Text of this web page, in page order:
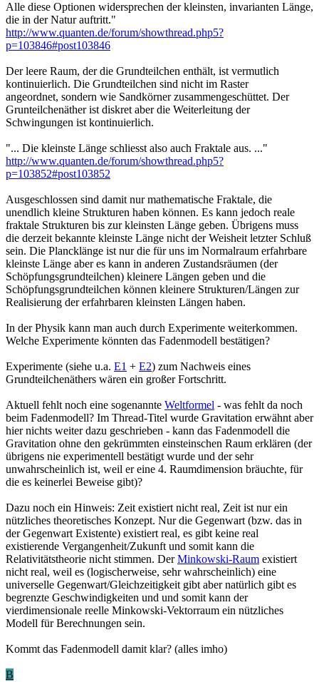
Alle diese Optionen widersprechen der kleinsten, invarianten Länge,
die in der Natur auftritt."
http://www.quanten.de/forum/showthread.php5?
p=103846#post103846
Der leere Raum, der die Grundteilchen enthält, ist vermutlich
kontinuierlich. Die Grundteilchen sind nicht im Raster
angeordnet, sondern wie Sandkörner zusammengeschüttet. Der
Grunteilchenäther ist diskret aber die Weiterleitung der
Schwingungen ist kontinuierlich.
"... Die kleinste Länge schliesst also auch Fraktale aus. ..."
http://www.quanten.de/forum/showthread.php5?
p=103852#post103852
Ausgeschlossen sind damit nur mathematische Fraktale, die
unendlich kleine Strukturen haben können. Es kann jedoch reale
fraktale Strukturen bis zur kleinsten Länge geben. Übrigens muss
die derzeit bekannte kleinste Länge nicht der Weisheit letzter Schluß
sein. Die Plancklänge ist nur die für uns im Normalraum erfahrbare
kleinste Länge aber es kann in anderen Zustandsräumen (der
Schöpfungsgrundteilchen) kleinere Längen geben und die
Schöpfungsgrundteilchen können kleinere Strukturen/Längen zur
Realisierung der erfahrbaren kleinsten Längen haben.
In der Physik kann man auch durch Experimente weiterkommen.
Welche Experimente könnten das Fadenmodell bestätigen?
Experimente (siehe u.a. E1 + E2) zum Nachweis eines
Grundteilchenäthers wären ein großer Fortschritt.
Aktuell fehlt noch eine sogenannte Weltformel - was fehlt da noch
beim Fadenmodell? Im Thread-Titel wurde Gravitation erwähnt aber
hier nichts weiter dazu geschrieben - kann das Fadenmodell die
Gravitation ohne den gekrümmten einsteinschen Raum erklären (der
übrigens nie experimentell bestätigt wurde und der sehr
unwahrscheinlich ist, weil er eine 4. Raumdimension bräuchte, für
die es keinerlei Beweise gibt)?
Dazu noch ein Hinweis: Zeit existiert nicht real, Zeit ist nur ein
nützliches theoretisches Konzept. Nur die Gegenwart (bzw. das in
der Gegenwart Existente) existiert real, es gibt keine real
existierende Vergangenheit/Zukunft und somit kann die
Relativitätstheorie nicht stimmen. DerMinkowski-Raum existiert
nicht real, weil es (logischerweise, sehr wahrscheinlich) eine
universelle Gegenwart/Gleichzeitigkeit gibt aber natürlich gibt es
begrenzte Geschwindigkeiten und und somit kann der
vierdimensionale reelle Minkowski-Vektorraum ein nützliches
Modell für Berechnungen sein.
Kommt das Fadenmodell damit klar? (alles imho)
B